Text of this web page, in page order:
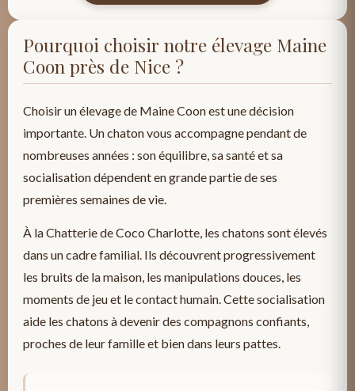
Pourquoi choisir notre élevage Maine
Coon près de Nice ?
Choisir un élevage de Maine Coon est une décision
importante. Un chaton vous accompagne pendant de
nombreuses années : son équilibre, sa santé et sa
socialisation dépendent en grande partie de ses
premières semaines de vie.
À la Chatterie de Coco Charlotte, les chatons sont élevés
dans un cadre familial. Ils découvrent progressivement
les bruits de la maison, les manipulations douces, les
moments de jeu et le contact humain. Cette socialisation
aide les chatons à devenir des compagnons confiants,
proches de leur famille et bien dans leurs pattes.